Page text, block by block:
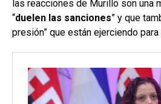
las reacciones de Murillo son una
“duelen las sanciones” y que
presión” que están ejerciendo